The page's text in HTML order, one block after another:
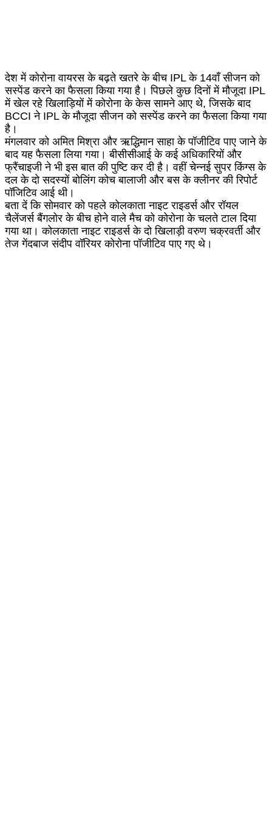
देश में कोरोना वायरस के बढ़ते खतरे के बीच IPL के 14वाँ सीजन को
सस्पेंड करने का फैसला किया गया है। पिछले कुछ दिनों में मौजूदा IPL
में खेल रहे खिलाड़ियों में कोरोना के केस सामने आए थे, जिसके बाद
BCCI ने IPL के मौजूदा सीजन को सस्पेंड करने का फैसला किया गया
है।
मंगलवार को अमित मिश्रा और ऋद्धिमान साहा के पॉजीटिव पाए जाने के
बाद यह फैसला लिया गया। बीसीसीआई के कई अधिकारियों और
फ्रैंचाइजी ने भी इस बात की पुष्टि कर दी है। वहीं चेन्नई सुपर किंग्स के
दल के दो सदस्यों बोलिंग कोच बालाजी और बस के क्लीनर की रिपोर्ट
पॉजिटिव आई थी।
बता दें कि सोमवार को पहले कोलकाता नाइट राइडर्स और रॉयल
चैलेंजर्स बैंगलोर के बीच होने वाले मैच को कोरोना के चलते टाल दिया
गया था। कोलकाता नाइट राइडर्स के दो खिलाड़ी वरुण चक्रवर्ती और
तेज गेंदबाज संदीप वॉरियर कोरोना पॉजीटिव पाए गए थे।